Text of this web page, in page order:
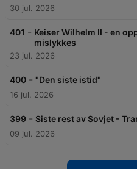
30 jul. 2026
401 - Keiser Wilhelm II - en
mislykkes
23 jul. 2026
400 - "Den siste istid"
16 jul. 2026
399 - Siste rest av Sovjet -
09 jul. 2026